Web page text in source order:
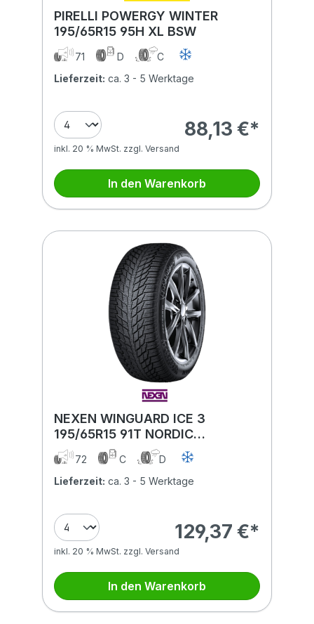
PIRELLI POWERGY WINTER
195/65R15 95H XL BSW
71 D
C
Lieferzeit: ca. 3 - 5 Werktage
88,13 €*
inkl. 20 % MwSt. zzgl. Versand
In den Warenkorb
NEXEN WINGUARD ICE 3
195/65R15 91T NORDIC
COMPOUND BSW
72 C
D
Lieferzeit: ca. 3 - 5 Werktage
129,37 €*
inkl. 20 % MwSt. zzgl. Versand
In den Warenkorb